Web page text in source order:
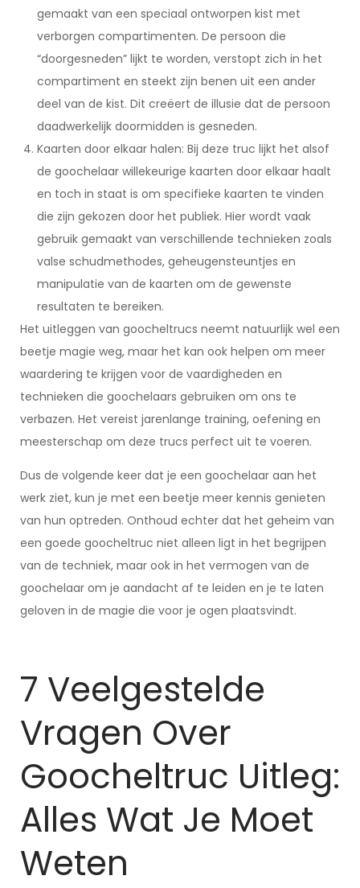
gemaakt van een speciaal ontworpen kist met
verborgen compartimenten. De persoon die
“doorgesneden” lijkt te worden, verstopt zich in het
compartiment en steekt zijn benen uit een ander
deel van de kist. Dit creëert de illusie dat de persoon
daadwerkelijk doormidden is gesneden.
Kaarten door elkaar halen: Bij deze truc lijkt het alsof
de goochelaar willekeurige kaarten door elkaar haalt
en toch in staat is om specifieke kaarten te vinden
die zijn gekozen door het publiek. Hier wordt vaak
gebruik gemaakt van verschillende technieken zoals
valse schudmethodes, geheugensteuntjes en
manipulatie van de kaarten om de gewenste
resultaten te bereiken.
Het uitleggen van goocheltrucs neemt natuurlijk wel een
beetje magie weg, maar het kan ook helpen om meer
waardering te krijgen voor de vaardigheden en
technieken die goochelaars gebruiken om ons te
verbazen. Het vereist jarenlange training, oefening en
meesterschap om deze trucs perfect uit te voeren.
Dus de volgende keer dat je een goochelaar aan het
werk ziet, kun je met een beetje meer kennis genieten
van hun optreden. Onthoud echter dat het geheim van
een goede goocheltruc niet alleen ligt in het begrijpen
van de techniek, maar ook in het vermogen van de
goochelaar om je aandacht af te leiden en je te laten
geloven in de magie die voor je ogen plaatsvindt.
7 Veelgestelde
Vragen Over
Goocheltruc Uitleg:
Alles Wat Je Moet
Weten